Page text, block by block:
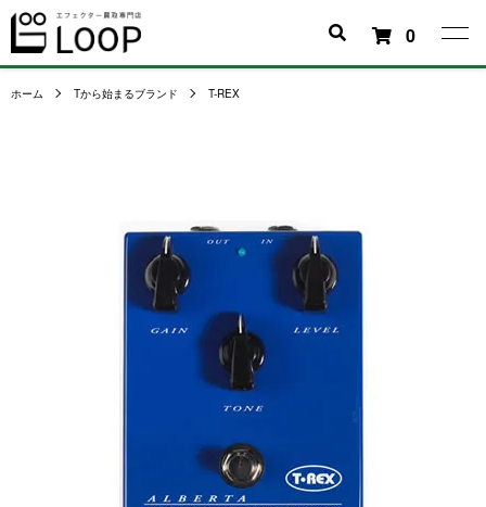
0
ホーム Tから始まるブランド T-REX